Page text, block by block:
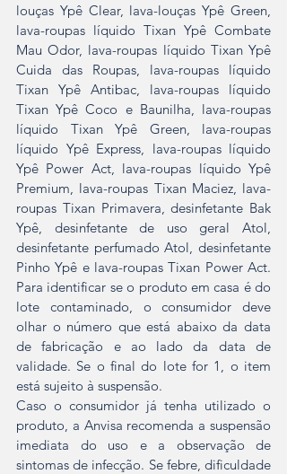
louças Ypê Clear, lava-louças Ypê Green,
lava-roupas líquido Tixan Ypê Combate
Mau Odor, lava-roupas líquido Tixan Ypê
Cuida das Roupas, lava-roupas líquido
Tixan Ypê Antibac, lava-roupas líquido
Tixan Ypê Coco e Baunilha, lava-roupas
líquido Tixan Ypê Green, lava-roupas
líquido Ypê Express, lava-roupas líquido
Ypê Power Act, lava-roupas líquido Ypê
Premium, lava-roupas Tixan Maciez, lava-
roupas Tixan Primavera, desinfetante Bak
Ypê, desinfetante de uso geral Atol,
desinfetante perfumado Atol, desinfetante
Pinho Ypê e lava-roupas Tixan Power Act.
Para identificar se o produto em casa é do
lote contaminado, o consumidor deve
olhar o número que está abaixo da data
de fabricação e ao lado da data de
validade. Se o final do lote for 1, o item
está sujeito à suspensão.
Caso o consumidor já tenha utilizado o
produto, a Anvisa recomenda a suspensão
imediata do uso e a observação de
sintomas de infecção. Se febre, dificuldade